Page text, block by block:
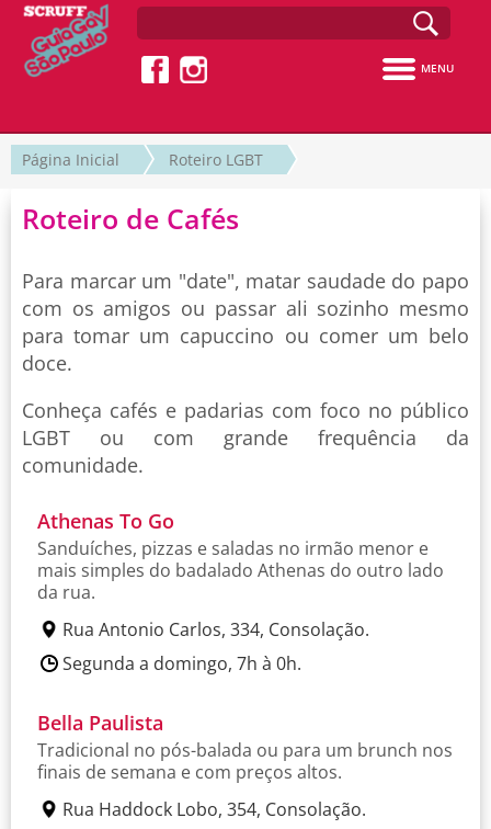
MENU
Página Inicial Roteiro LGBT
Roteiro de Cafés
Para marcar um "date", matar saudade do papo
com os amigos ou passar ali sozinho mesmo
para tomar um capuccino ou comer um belo
doce.
Conheça cafés e padarias com foco no público
LGBT ou com grande frequência da
comunidade.
Athenas To Go
Sanduíches, pizzas e saladas no irmão menor e
mais simples do badalado Athenas do outro lado
da rua.
Rua Antonio Carlos, 334, Consolação.
Segunda a domingo, 7h à 0h.
Bella Paulista
Tradicional no pós-balada ou para um brunch nos
finais de semana e com preços altos.
Rua Haddock Lobo, 354, Consolação.